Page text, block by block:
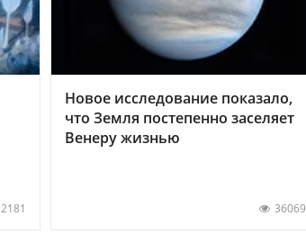
2181
Новое исследование показало,
что Земля постепенно заселяет
Венеру жизнью
36069